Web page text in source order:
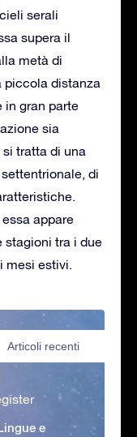
serali
supera il
metà di
piccola distanza
in gran parte
sia
tratta di una
di
appare
stagioni tra i due
mesi estivi.
Articoli recenti
e